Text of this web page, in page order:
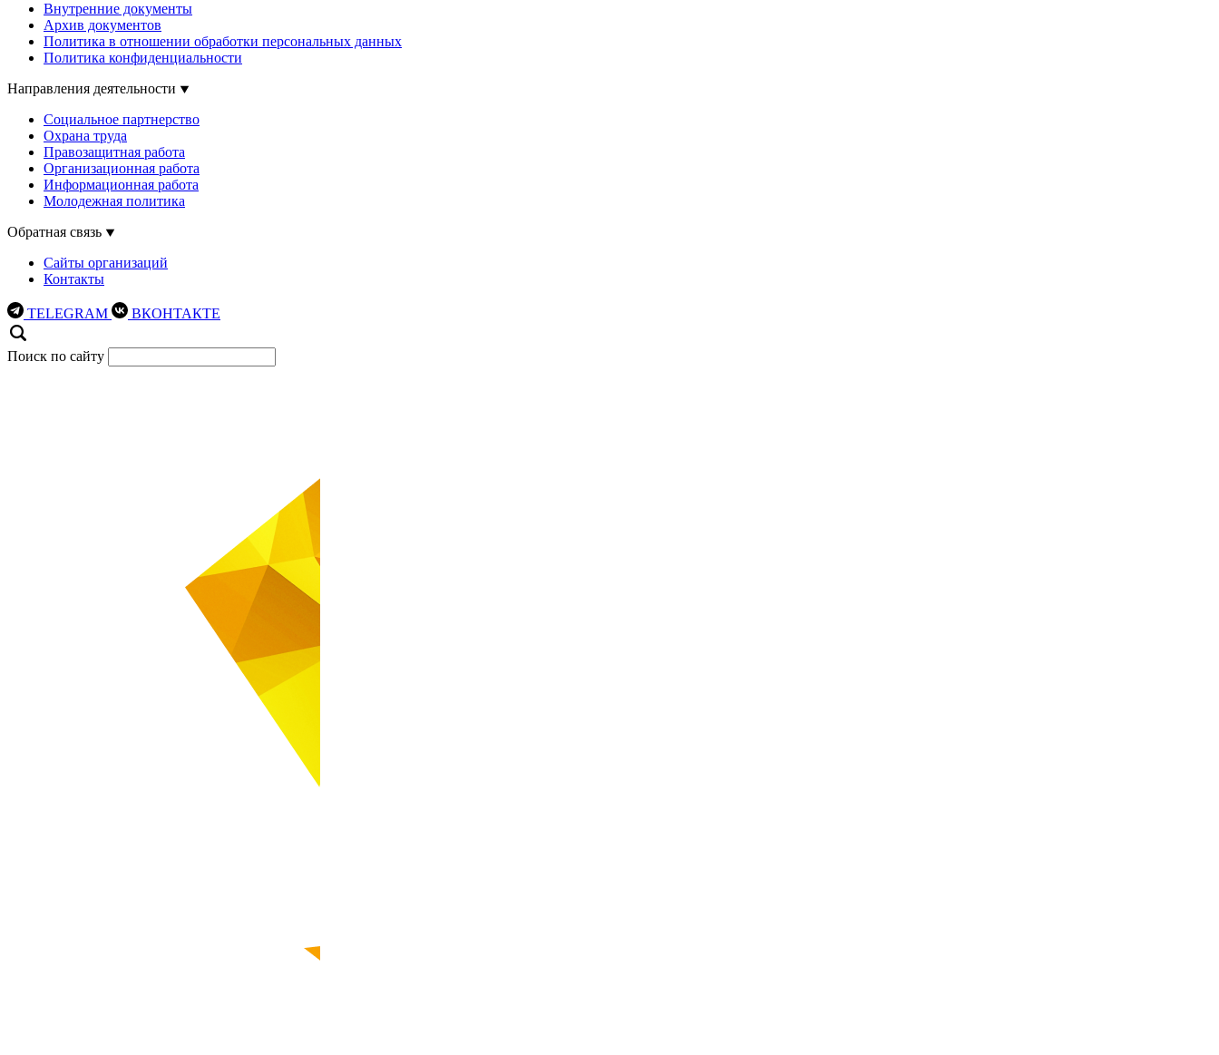
Внутренние документы
Архив документов
Политика в отношении обработки персональных данных
Политика конфиденциальности
Направления деятельности
Социальное партнерство
Охрана труда
Правозащитная работа
Организационная работа
Информационная работа
Молодежная политика
Обратная связь
Сайты организаций
Контакты
TELEGRAM ВКОНТАКТЕ
Поиск по сайту